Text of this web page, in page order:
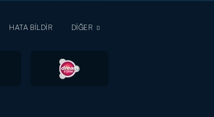
HATA BİLDİR DİĞER